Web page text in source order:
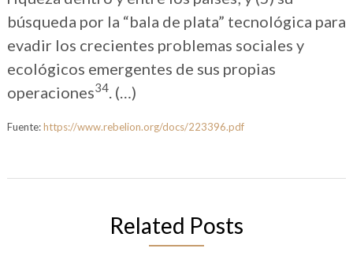
búsqueda por la “bala de plata” tecnológica para
evadir los crecientes problemas sociales y
ecológicos emergentes de sus propias
operaciones34. (…)
Fuente:https://www.rebelion.org/docs/223396.pdf
Related Posts